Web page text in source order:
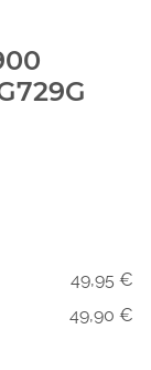
49,95 €
49,90 €